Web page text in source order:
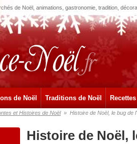
de Noël, animations, gastronomie, tradition,
de Noël Traditions de Noël
et Histoires de Noël » Histoire de Noël, le bug de
Histoire de Noël,